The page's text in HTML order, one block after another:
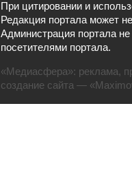
При цитировании и
Редакция портала может
Администрация портала
посетителями портала.
«Медиасфера»: реклама,
создание сайта —